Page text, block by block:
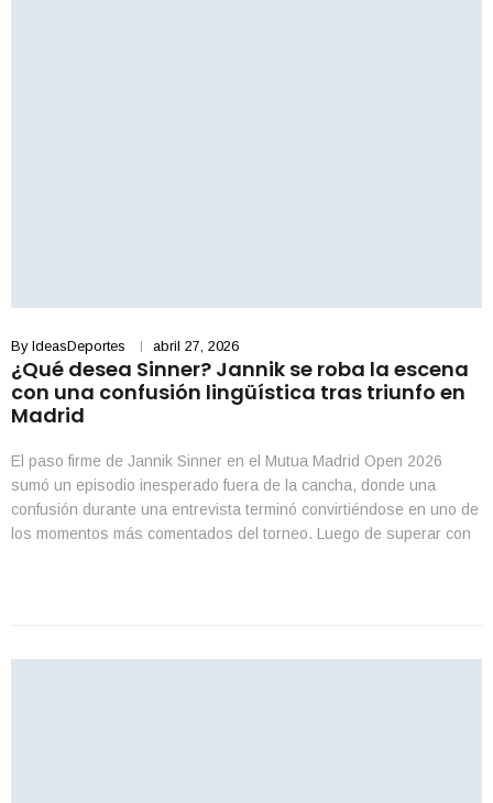
By IdeasDeportes abril 27, 2026
¿Qué desea Sinner? Jannik se roba la escena
con una confusión lingüística tras triunfo en
Madrid
El paso firme de Jannik Sinner en el Mutua Madrid Open 2026
sumó un episodio inesperado fuera de la cancha, donde una
confusión durante una entrevista terminó convirtiéndose en uno de
los momentos más comentados del torneo. Luego de superar con